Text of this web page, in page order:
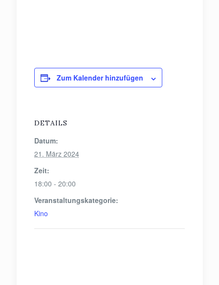
Zum Kalender hinzufügen
DETAILS
Datum:
21. März 2024
Zeit:
18:00 - 20:00
Veranstaltungskategorie:
Kino